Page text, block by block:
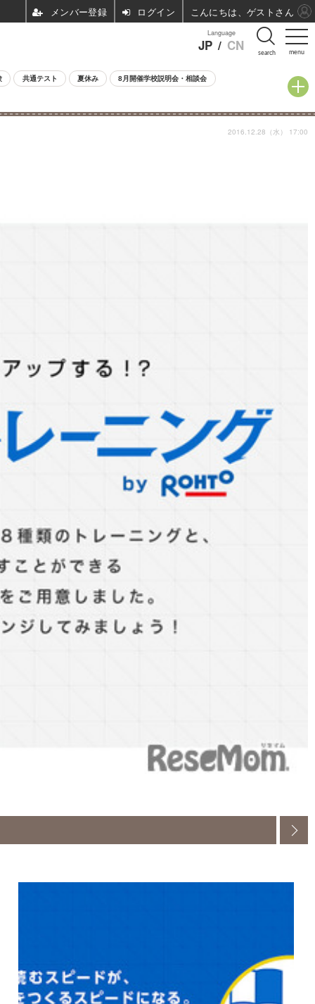
menu
Language
JP / CN search
共通テスト 夏休み 8月開催学校説明会・相談会
2016.12.28（水） 17:00
ログイン こんにちは、ゲストさん